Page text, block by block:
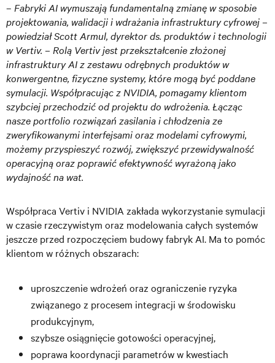
– Fabryki AI wymuszają fundamentalną zmianę w sposobie
projektowania, walidacji i wdrażania infrastruktury cyfrowej –
powiedział Scott Armul, dyrektor ds. produktów i technologii
w Vertiv. – Rolą Vertiv jest przekształcenie złożonej
infrastruktury AI z zestawu odrębnych produktów w
konwergentne, fizyczne systemy, które mogą być poddane
symulacji. Współpracując z NVIDIA, pomagamy klientom
szybciej przechodzić od projektu do wdrożenia. Łącząc
nasze portfolio rozwiązań zasilania i chłodzenia ze
zweryfikowanymi interfejsami oraz modelami cyfrowymi,
możemy przyspieszyć rozwój, zwiększyć przewidywalność
operacyjną oraz poprawić efektywność wyrażoną jako
wydajność na wat.
Współpraca Vertiv i NVIDIA zakłada wykorzystanie symulacji
w czasie rzeczywistym oraz modelowania całych systemów
jeszcze przed rozpoczęciem budowy fabryk AI. Ma to pomóc
klientom w różnych obszarach:
uproszczenie wdrożeń oraz ograniczenie ryzyka
związanego z procesem integracji w środowisku
produkcyjnym,
szybsze osiągnięcie gotowości operacyjnej,
poprawa koordynacji parametrów w kwestiach